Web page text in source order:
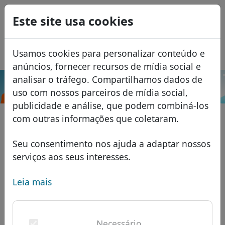
Este site usa cookies
Usamos cookies para personalizar conteúdo e
anúncios, fornecer recursos de mídia social e
analisar o tráfego. Compartilhamos dados de
uso com nossos parceiros de mídia social,
publicidade e análise, que podem combiná-los
com outras informações que coletaram.
Seu consentimento nos ajuda a adaptar nossos
serviços aos seus interesses.
Leia mais
Domínios
Banco de dados de domínios
domínios africanos
domínios asiáticos
domínios europeus
Lista de preços
Descontos
Transferir
Pesquisar
Serviços
FAQ
USD
EUR
GBP
Español
Français
Italiano
Română
Eesti
.vegas Pesquisar